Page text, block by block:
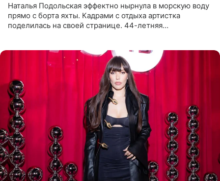
Наталья Подольская эффектно нырнула в морскую воду
прямо с борта яхты. Кадрами с отдыха артистка
поделилась на своей странице. 44-летняя